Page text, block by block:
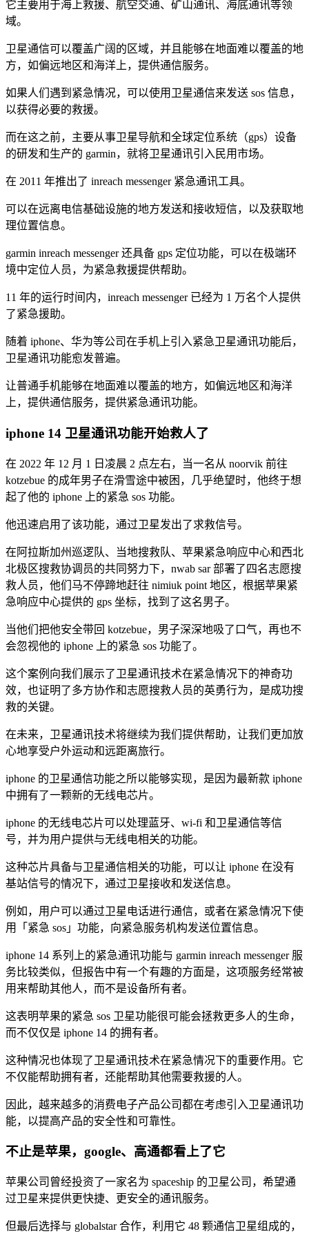
它主要用于海上救援、航空交通、矿山通讯、海底通讯等领
域。
卫星通信可以覆盖广阔的区域，并且能够在地面难以覆盖的地
方，如偏远地区和海洋上，提供通信服务。
如果人们遇到紧急情况，可以使用卫星通信来发送 sos 信息，
以获得必要的救援。
而在这之前，主要从事卫星导航和全球定位系统（gps）设备
的研发和生产的 garmin，就将卫星通讯引入民用市场。
在 2011 年推出了 inreach messenger 紧急通讯工具。
可以在远离电信基础设施的地方发送和接收短信，以及获取地
理位置信息。
garmin inreach messenger 还具备 gps 定位功能，可以在极端环
境中定位人员，为紧急救援提供帮助。
11 年的运行时间内，inreach messenger 已经为 1 万名个人提供
了紧急援助。
随着 iphone、华为等公司在手机上引入紧急卫星通讯功能后，
卫星通讯功能愈发普遍。
让普通手机能够在地面难以覆盖的地方，如偏远地区和海洋
上，提供通信服务，提供紧急通讯功能。
iphone 14 卫星通讯功能开始救人了
在 2022 年 12 月 1 日凌晨 2 点左右，当一名从 noorvik 前往
kotzebue 的成年男子在滑雪途中被困，几乎绝望时，他终于想
起了他的 iphone 上的紧急 sos 功能。
他迅速启用了该功能，通过卫星发出了求救信号。
在阿拉斯加州巡逻队、当地搜救队、苹果紧急响应中心和西北
北极区搜救协调员的共同努力下，nwab sar 部署了四名志愿搜
救人员，他们马不停蹄地赶往 nimiuk point 地区，根据苹果紧
急响应中心提供的 gps 坐标，找到了这名男子。
当他们把他安全带回 kotzebue，男子深深地吸了口气，再也不
会忽视他的 iphone 上的紧急 sos 功能了。
这个案例向我们展示了卫星通讯技术在紧急情况下的神奇功
效，也证明了多方协作和志愿搜救人员的英勇行为，是成功搜
救的关键。
在未来，卫星通讯技术将继续为我们提供帮助，让我们更加放
心地享受户外运动和远距离旅行。
iphone 的卫星通信功能之所以能够实现，是因为最新款 iphone
中拥有了一颗新的无线电芯片。
iphone 的无线电芯片可以处理蓝牙、wi-fi 和卫星通信等信
号，并为用户提供与无线电相关的功能。
这种芯片具备与卫星通信相关的功能，可以让 iphone 在没有
基站信号的情况下，通过卫星接收和发送信息。
例如，用户可以通过卫星电话进行通信，或者在紧急情况下使
用「紧急 sos」功能，向紧急服务机构发送位置信息。
iphone 14 系列上的紧急通讯功能与 garmin inreach messenger 服
务比较类似，但报告中有一个有趣的方面是，这项服务经常被
用来帮助其他人，而不是设备所有者。
这表明苹果的紧急 sos 卫星功能很可能会拯救更多人的生命，
而不仅仅是 iphone 14 的拥有者。
这种情况也体现了卫星通讯技术在紧急情况下的重要作用。它
不仅能帮助拥有者，还能帮助其他需要救援的人。
因此，越来越多的消费电子产品公司都在考虑引入卫星通讯功
能，以提高产品的安全性和可靠性。
不止是苹果，google、高通都看上了它
苹果公司曾经投资了一家名为 spaceship 的卫星公司，希望通
过卫星来提供更快捷、更安全的通讯服务。
但最后选择与 globalstar 合作，利用它 48 颗通信卫星组成的，